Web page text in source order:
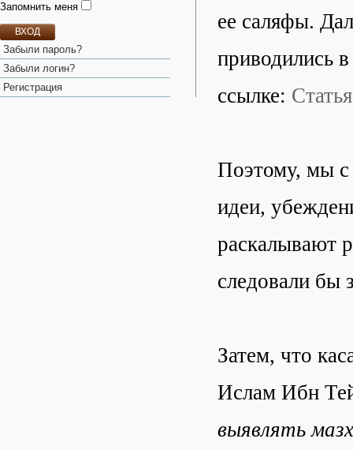
Запомнить меня
ВХОД
Забыли пароль?
Забыли логин?
Регистрация
ее саляфы.
приводились
ссылке: Статья
Поэтому, мы с
идеи,
раскалывают
следовали бы
Затем, что
Ислам Ибн
выявлять